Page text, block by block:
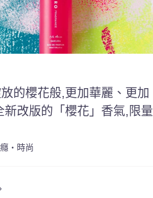
的櫻花般,更加華麗、更加
新改版的「櫻花」香氣,限量
癮・時尚